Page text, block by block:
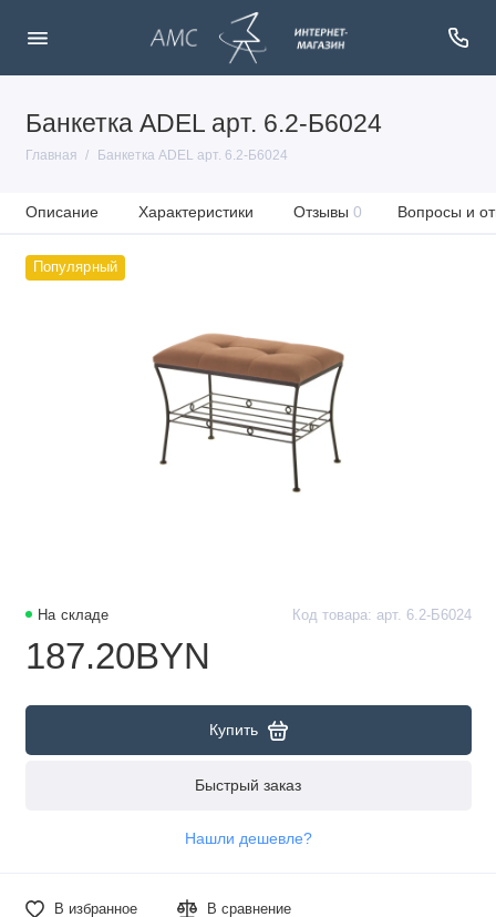
Банкетка ADEL арт. 6.2-Б6024
Главная Банкетка ADEL арт. 6.2-Б6024
Описание Характеристики Отзывы 0 Вопросы и
Популярный
На складе Код товара: арт. 6.2-Б6024
187.20BYN
Купить
Быстрый заказ
Нашли дешевле?
В избранное В сравнение